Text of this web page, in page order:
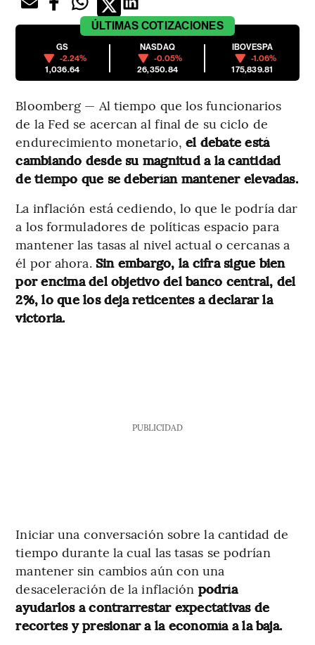
ÚLTIMAS COTIZACIONES
GS
-2.24%
1,036.64
NASDAQ
-0.05%
26,350.84
IBOVESPA
-1.06%
175,839.81
Bloomberg — Al tiempo que los funcionarios
de la Fed se acercan al final de su ciclo de
endurecimiento monetario, el debate está
cambiando desde su magnitud a la cantidad
de tiempo que se deberían mantener elevadas.
La inflación está cediendo, lo que le podría dar
a los formuladores de políticas espacio para
mantener las tasas al nivel actual o cercanas a
él por ahora. Sin embargo, la cifra sigue bien
por encima del objetivo del banco central, del
2%, lo que los deja reticentes a declarar la
victoria.
PUBLICIDAD
Iniciar una conversación sobre la cantidad de
tiempo durante la cual las tasas se podrían
mantener sin cambios aún con una
desaceleración de la inflación podría
ayudarlos a contrarrestar expectativas de
recortes y presionar a la economía a la baja.